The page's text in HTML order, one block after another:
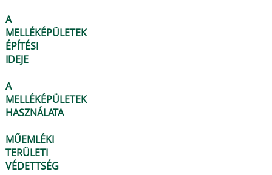
A
MELLÉKÉPÜLETEK
ÉPÍTÉSI
IDEJE
A
MELLÉKÉPÜLETEK
HASZNÁLATA
MŰEMLÉKI
TERÜLETI
VÉDETTSÉG